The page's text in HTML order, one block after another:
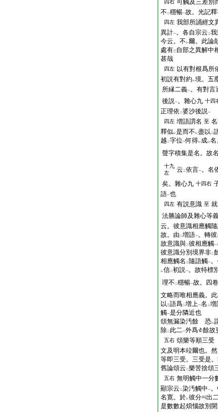
四右 可觸及三差
不 二穩暢一故。光記
四左 我部所誦經
異計一。各自宗云 二
今云。不 レ爾。此論
處有三自部之異解中
甚哉
四左 以有對根爲
初説有對約 レ境。五
所縁二義一。有對言
後説一。雜心九 十四
正理依 二婆沙後説一
四左 増語謂名 至
釋似レ是而不 レ盡以 二
越 二字位一何得レ成レ名
聲字積集是名。故
十九
左
云 二依言一。名
矣。雜心九 十四右
語一也
四左 有説意識 至
法勝論師及雜心等
云。彼意識相應觸
故。由 二増語一。轉
故意識與二彼相應觸一
彼意識分別境界非二
相應觸名 二 隨語觸一
レ信二初説一。故特標
理不 二穩暢一故。四
文略而唯相應義。
以三語爲二増上一名 二増
觸一是分隣近也
頌無漏染汚餘 恐レ
除二 此二一外爲 餘故
五右 頌樂等順三
文及明本竝爾也。
等即三受。三受是
舊論頌云 二樂苦捨頌
五右 無明觸中一
顯宗云 二染汚觸中一
名寛。於レ彼分
出
是數數起煩惱故別